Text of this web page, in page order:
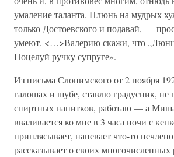
умаление таланта. Плюнь на мудрых
только Достоевского и подавай, —
умеют. <…>Валерию скажи, что
Поцелуй ручку супруге».
Из письма Слонимского от 2 ноября
галошах и шубе, ставлю градусник, не
спиртных напитков, работаю — а
вваливается ко мне в 3 часа ночи с
приплясывает, напевает что-то
рассказывает о своих